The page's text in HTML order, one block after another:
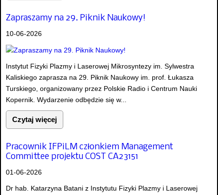
Zapraszamy na 29. Piknik Naukowy!
10-06-2026
Instytut Fizyki Plazmy i Laserowej Mikrosyntezy im. Sylwestra
Kaliskiego zaprasza na 29. Piknik Naukowy im. prof. Łukasza
Turskiego, organizowany przez Polskie Radio i Centrum Nauki
Kopernik. Wydarzenie odbędzie się w...
Czytaj więcej
Pracownik IFPiLM członkiem Management
Committee projektu COST CA23151
01-06-2026
Dr hab. Katarzyna Batani z Instytutu Fizyki Plazmy i Laserowej